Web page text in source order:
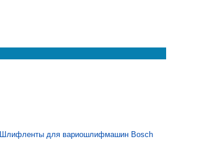
Шлифленты для вариошлифмашин Bosch